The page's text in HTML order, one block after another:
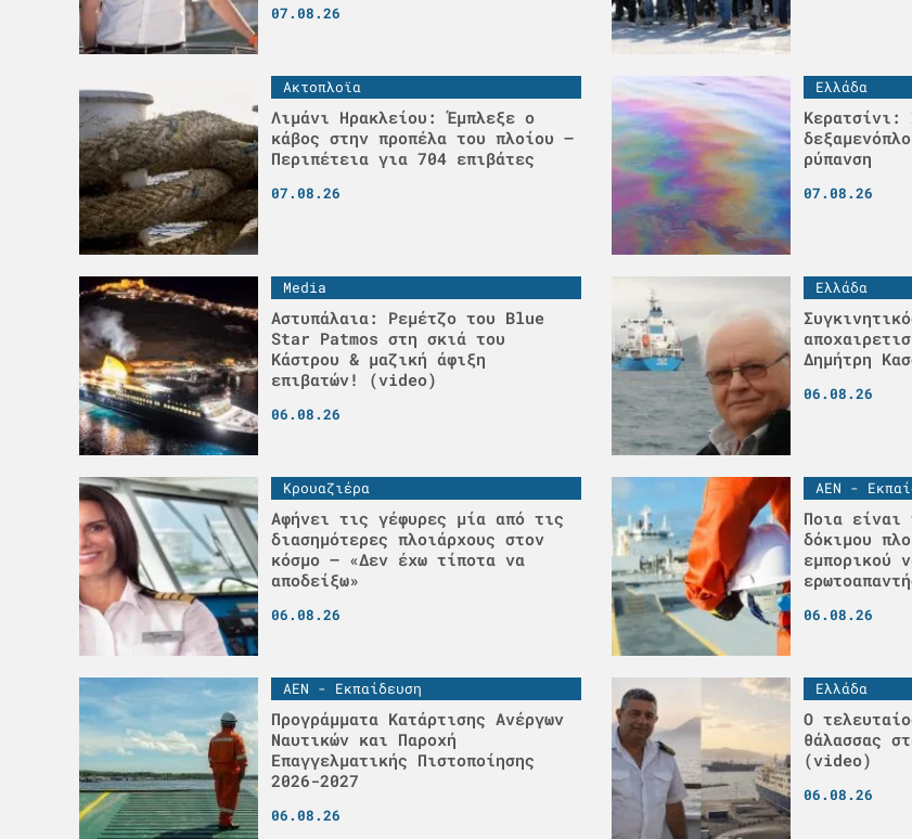
07.08.26
Ακτοπλοϊα
Λιμάνι Ηρακλείου: Έμπλεξε ο
κάβος στην προπέλα του πλοίου –
Περιπέτεια για 704 επιβάτες
07.08.26
Ελλάδα
Κερατσίνι:
ρύπανση
07.08.26
Media
Αστυπάλαια: Ρεμέτζο του Blue
Star Patmos στη σκιά του
Κάστρου & μαζική άφιξη
επιβατών! (video)
06.08.26
Ελλάδα
Δημήτρη
06.08.26
Κρουαζιέρα
Αφήνει τις γέφυρες μία από τις
διασημότερες πλοιάρχους στον
κόσμο – «Δεν έχω τίποτα να
αποδείξω»
06.08.26
ΑΕΝ -
Ποια είναι
δόκιμου
εμπορικού
06.08.26
ΑΕΝ - Εκπαίδευση
Προγράμματα Κατάρτισης Ανέργων
Ναυτικών και Παροχή
Επαγγελματικής Πιστοποίησης
2026-2027
06.08.26
Ελλάδα
Ο
θάλασσας
(video)
06.08.26